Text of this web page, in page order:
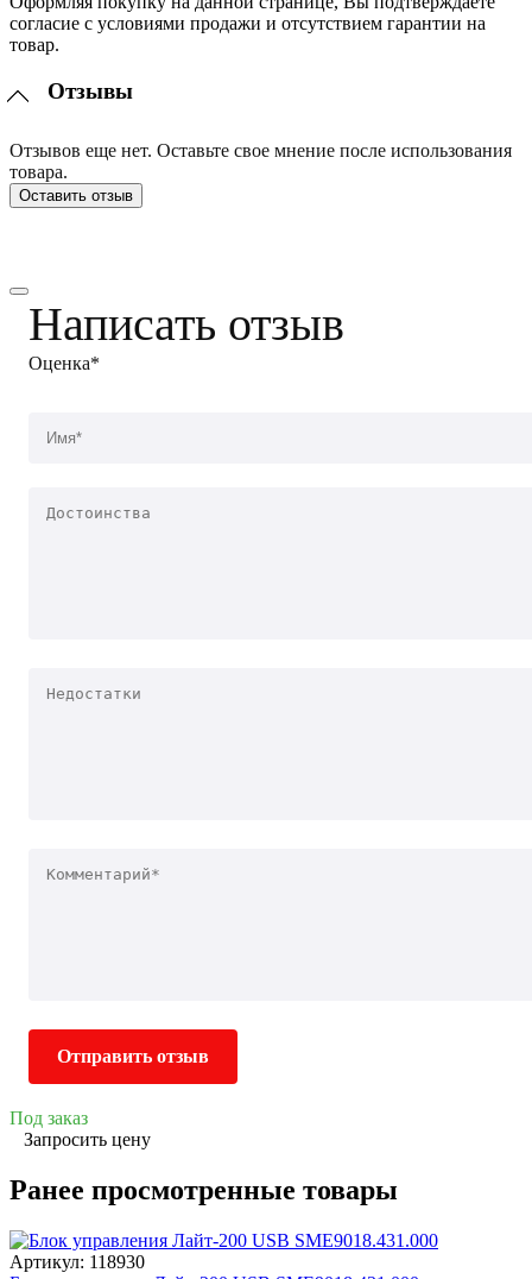
согласие с условиями продажи и отсутствием гарантии на
товар.
Отзывы
Отзывов еще нет. Оставьте свое мнение после использования
товара.
Оставить отзыв
Написать отзыв
Оценка*
Отправить отзыв
Под заказ
Запросить цену
Ранее просмотренные товары
Артикул: 118930